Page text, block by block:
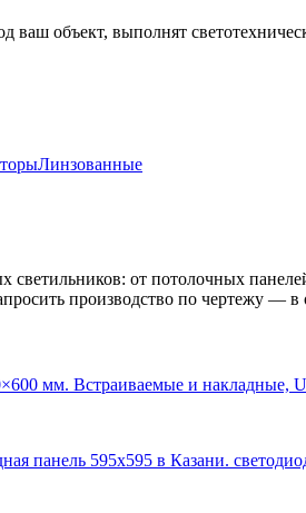
ваш объект, выполнят
Линзованные
светильников: от потолочных
производство по чертежу — в
мм. Встраиваемые и накладные,
панель 595х595 в Казани.